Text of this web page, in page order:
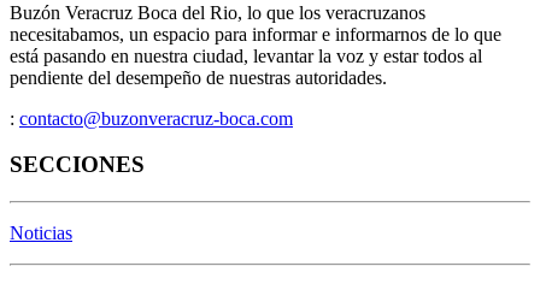
Buzón Veracruz Boca del Rio, lo que los veracruzanos
necesitabamos, un espacio para informar e informarnos de lo que
está pasando en nuestra ciudad, levantar la voz y estar todos al
pendiente del desempeño de nuestras autoridades.
: contacto@buzonveracruz-boca.com
SECCIONES
Noticias